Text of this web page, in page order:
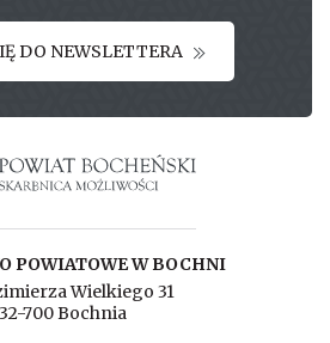
DO NEWSLETTERA
powiatowe w Bochni
POWIATOWE W BOCHNI
Wielkiego 31
32-700 Bochnia